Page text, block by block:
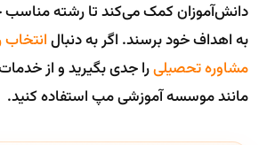
دانش‌آموزان کمک می‌کند تا رشته مناسب
به اهداف خود برسند. اگر به دنبال
مشاوره تحصیلیرا جدی بگیرید و از
مانند موسسه آموزشی مپ استفاده کنید.